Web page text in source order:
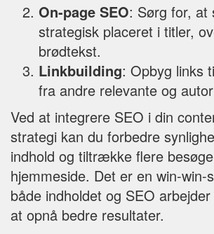
On-page SEO: Sørg for, at
strategisk placeret i titler,
brødtekst.
Linkbuilding: Opbyg links
fra andre relevante og
Ved at integrere SEO i din
strategi kan du forbedre
indhold og tiltrække flere
hjemmeside. Det er en win-win-
både indholdet og SEO
at opnå bedre resultater.